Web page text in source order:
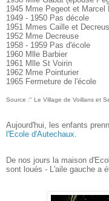
1945 Mme Pegeot et Marcel
1949 - 1950 Pas décole
1951 Mmes Caille et
1952 Mme Decreuse
1958 - 1959 Pas d'école
1960 Mlle Barbier
1961 Mlle St Voirin
1962 Mme Pointurier
1965 Fermeture de l'école
Source :" Le Village de Voillans et
Aujourd'hui, les enfants
l'Ecole d'Autechaux.
De nos jours la maison
sont loués - L'aile gauche a